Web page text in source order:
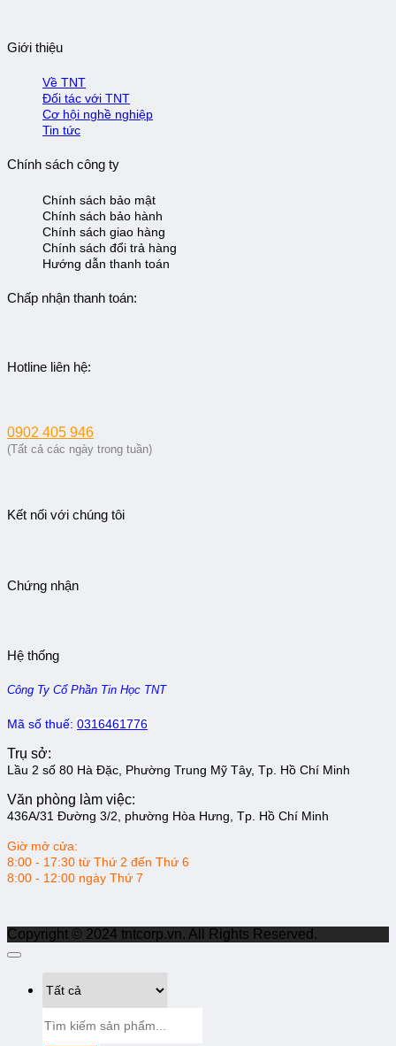
Giới thiệu
Về TNT
Đối tác với TNT
Cơ hội nghề nghiệp
Tin tức
Chính sách công ty
Chính sách bảo mật
Chính sách bảo hành
Chính sách giao hàng
Chính sách đổi trả hàng
Hướng dẫn thanh toán
Chấp nhận thanh toán:
Hotline liên hệ:
0902 405 946
(Tất cả các ngày trong tuần)
Kết nối với chúng tôi
Chứng nhận
Hệ thống
Công Ty Cổ Phần Tin Học TNT
Mã số thuế: 0316461776
Trụ sở:
Lầu 2 số 80 Hà Đặc, Phường Trung Mỹ Tây, Tp. Hồ Chí Minh
Văn phòng làm việc:
436A/31 Đường 3/2, phường Hòa Hưng, Tp. Hồ Chí Minh
Giờ mở cửa:
8:00 - 17:30 từ Thứ 2 đến Thứ 6
8:00 - 12:00 ngày Thứ 7
Copyright © 2024 tntcorp.vn. All Rights Reserved.
kiếm: